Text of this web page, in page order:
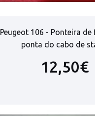
Peugeot 106 - Ponteira de
ponta do cabo de
12,50€